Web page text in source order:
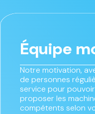
Équipe
Notre motivation,
de personnes
service pour
proposer les
compétents selon